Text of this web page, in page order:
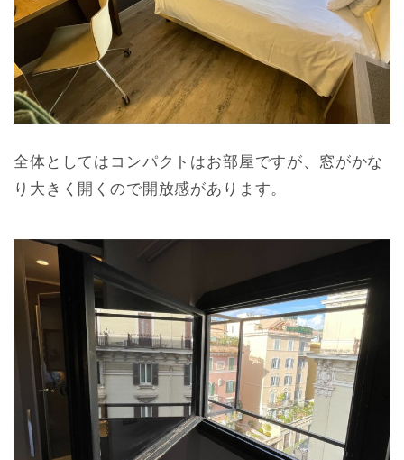
全体としてはコンパクトはお部屋ですが、窓がかな
り大きく開くので開放感があります。